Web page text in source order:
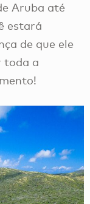
Aruba até
estará
de que ele
toda a